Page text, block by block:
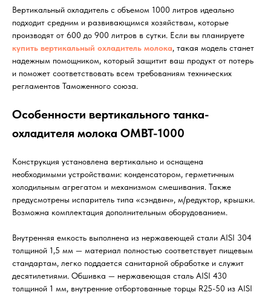
Вертикальный охладитель с объемом 1000 литров идеально
подходит средним и развивающимся хозяйствам, которые
производят от 600 до 900 литров в сутки. Если вы планируете
купить вертикальный охладитель молока, такая модель станет
надежным помощником, который защитит ваш продукт от потерь
и поможет соответствовать всем требованиям технических
регламентов Таможенного союза.
Особенности вертикального танка-
охладителя молока ОМВТ-1000
Конструкция установлена вертикально и оснащена
необходимыми устройствами: конденсатором, герметичным
холодильным агрегатом и механизмом смешивания. Также
предусмотрены испаритель типа «сэндвич», м/редуктор, крышки.
Возможна комплектация дополнительным оборудованием.
Внутренняя емкость выполнена из нержавеющей стали AISI 304
толщиной 1,5 мм — материал полностью соответствует пищевым
стандартам, легко поддается санитарной обработке и служит
десятилетиями. Обшивка — нержавеющая сталь AISI 430
толщиной 1 мм, внутренние отбортованные торцы R25-50 из AISI